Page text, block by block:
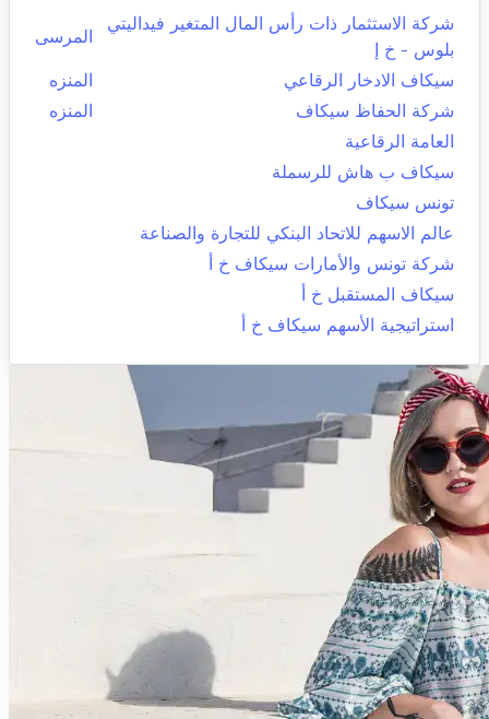
شركة الاستثمار ذات رأس المال المتغير فيداليتي
بلوس - خ إ
المرسى
سيكاف الادخار الرقاعي
المنزه
شركة الحفاظ سيكاف
المنزه
العامة الرقاعية
سيكاف ب هاش للرسملة
تونس سيكاف
عالم الاسهم للاتحاد البنكي للتجارة والصناعة
شركة تونس والأمارات سيكاف خ أ
سيكاف المستقبل خ أ
استراتيجية الأسهم سيكاف خ أ